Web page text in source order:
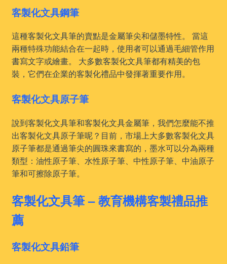
客製化文具鋼筆
這種客製化文具筆的賣點是金屬筆尖和儲墨特性。 當這
兩種特殊功能結合在一起時，使用者可以通過毛細管作用
書寫文字或繪畫。 大多數客製化文具筆都有精美的包
裝，它們在企業的客製化禮品中發揮著重要作用。
客製化文具原子筆
說到客製化文具筆和客製化文具金屬筆，我們怎麼能不推
出客製化文具原子筆呢？目前，市場上大多數客製化文具
原子筆都是通過筆尖的圓珠來書寫的，墨水可以分為兩種
類型：油性原子筆、水性原子筆、中性原子筆、中油原子
筆和可擦除原子筆。
客製化文具筆 – 教育機構客製禮品推
薦
客製化文具鉛筆